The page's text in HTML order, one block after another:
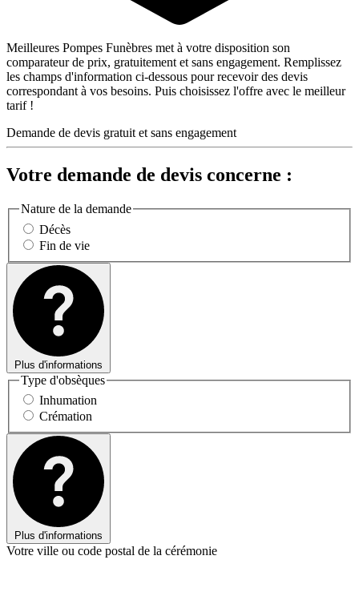
Meilleures Pompes Funèbres met à votre disposition son
comparateur de prix, gratuitement et sans engagement. Remplissez
les champs d'information ci-dessous pour recevoir des devis
correspondant à vos besoins. Puis choisissez l'offre avec le meilleur
tarif !
Demande de devis gratuit et sans engagement
Votre demande de devis concerne :
Nature de la demande
Décès
Fin de vie
Plus d'informations
Type d'obsèques
Inhumation
Crémation
Plus d'informations
Votre ville ou code postal de la cérémonie